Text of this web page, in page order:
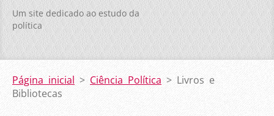
Um site dedicado ao estudo da
política
Página inicial > Ciência Política > Livros e
Bibliotecas